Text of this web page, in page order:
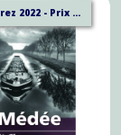
Prix Dora Suarez 2022 - Prix de la Cigogne Noire 2022